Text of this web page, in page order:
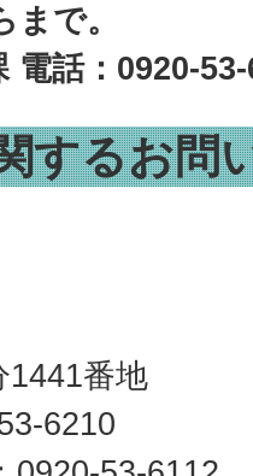
で。
電話：0920-
するお問
1441番地
6210